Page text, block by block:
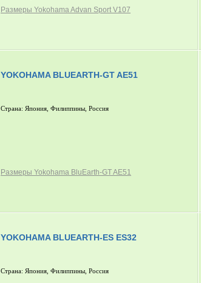
Размеры Yokohama Advan Sport V107
YOKOHAMA BLUEARTH-GT AE51
Страна: Япония, Филиппины, Россия
Размеры Yokohama BluEarth-GT AE51
YOKOHAMA BLUEARTH-ES ES32
Страна: Япония, Филиппины, Россия